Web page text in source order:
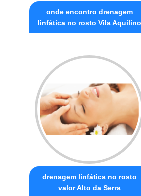
onde encontro drenagem
linfática no rosto Vila Aquilino
drenagem linfática no rosto
valor Alto da Serra